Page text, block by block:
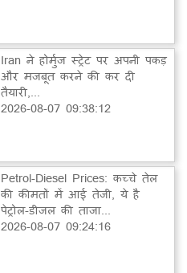
Iran ने होर्मुज स्ट्रेट पर अपनी पकड़
और मजबूत करने की कर दी
तैयारी,...
2026-08-07 09:38:12
Petrol-Diesel Prices: कच्चे तेल
की कीमतों में आई तेजी, ये है
पेट्रोल-डीजल की ताजा...
2026-08-07 09:24:16